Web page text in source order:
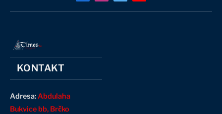
KONTAKT
Adresa:Abdulaha
Bukvice bb, Brčko